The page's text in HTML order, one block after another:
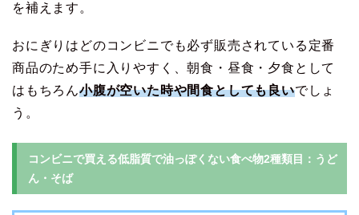
を補えます。
おにぎりはどのコンビニでも必ず販売されている定番
商品のため手に入りやすく、朝食・昼食・夕食として
はもちろん小腹が空いた時や間食としても良いでしょ
う。
コンビニで買える低脂質で油っぽくない食べ物2種類目：うど
ん・そば